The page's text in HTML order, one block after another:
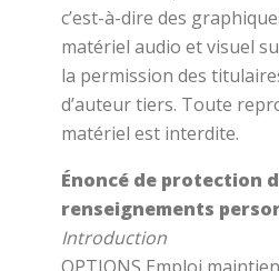
c’est-à-dire des
matériel audio et visuel
la permission des
d’auteur tiers. Toute
matériel est interdite.
Énoncé de protection
renseignements
Introduction